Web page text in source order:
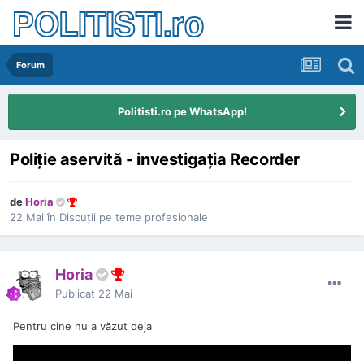
POLITISTI.ro
Forum
Politisti.ro pe WhatsApp!
Poliție aservită - investigația Recorder
deHoria
22 Mai în Discuţii pe teme profesionale
Horia
Publicat 22 Mai
Pentru cine nu a văzut deja